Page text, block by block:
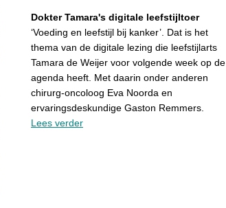
Dokter Tamara's digitale leefstijltoer
‘Voeding en leefstijl bij kanker’. Dat is het
thema van de digitale lezing die leefstijlarts
Tamara de Weijer voor volgende week op de
agenda heeft. Met daarin onder anderen
chirurg-oncoloog Eva Noorda en
ervaringsdeskundige Gaston Remmers.
Lees verder